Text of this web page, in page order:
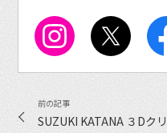
SUZUKI KATANA ３Dク